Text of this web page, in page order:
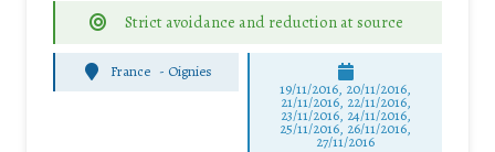
Strict avoidance and reduction at source
France - Oignies
19/11/2016, 20/11/2016,
21/11/2016, 22/11/2016,
23/11/2016, 24/11/2016,
25/11/2016, 26/11/2016,
27/11/2016